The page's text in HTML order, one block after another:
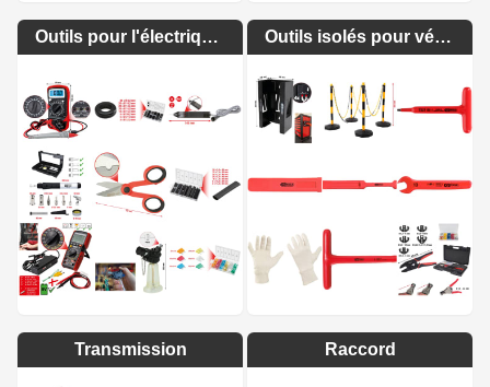
Outils pour l'électrique et l'électronique Outils isolés pour véhicules Hybrides
Transmission Raccord